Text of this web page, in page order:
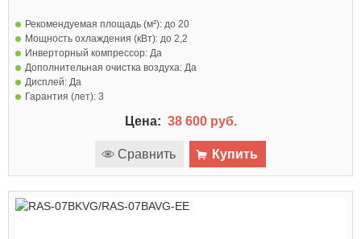
Рекомендуемая площадь (м²): до 20
Мощность охлаждения (кВт): до 2,2
Инверторный компрессор: Да
Дополнительная очистка воздуха: Да
Дисплей: Да
Гарантия (лет): 3
Цена: 38 600 руб.
Сравнить Купить